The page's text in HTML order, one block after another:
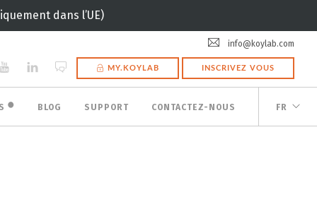
dans l’UE)
info@koylab.com
MY.KOYLAB INSCRIVEZ VOUS
🟠 BLOG SUPPORT CONTACTEZ-NOUS FR